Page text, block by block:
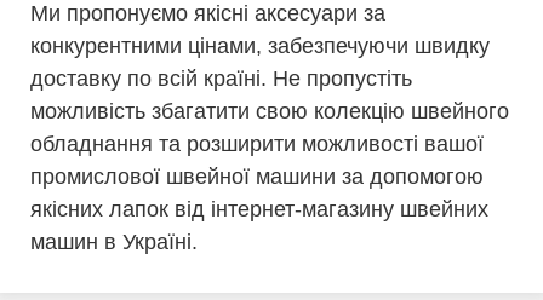
Ми пропонуємо якісні аксесуари за
конкурентними цінами, забезпечуючи швидку
доставку по всій країні. Не пропустіть
можливість збагатити свою колекцію швейного
обладнання та розширити можливості вашої
промислової швейної машини за допомогою
якісних лапок від інтернет-магазину швейних
машин в Україні.